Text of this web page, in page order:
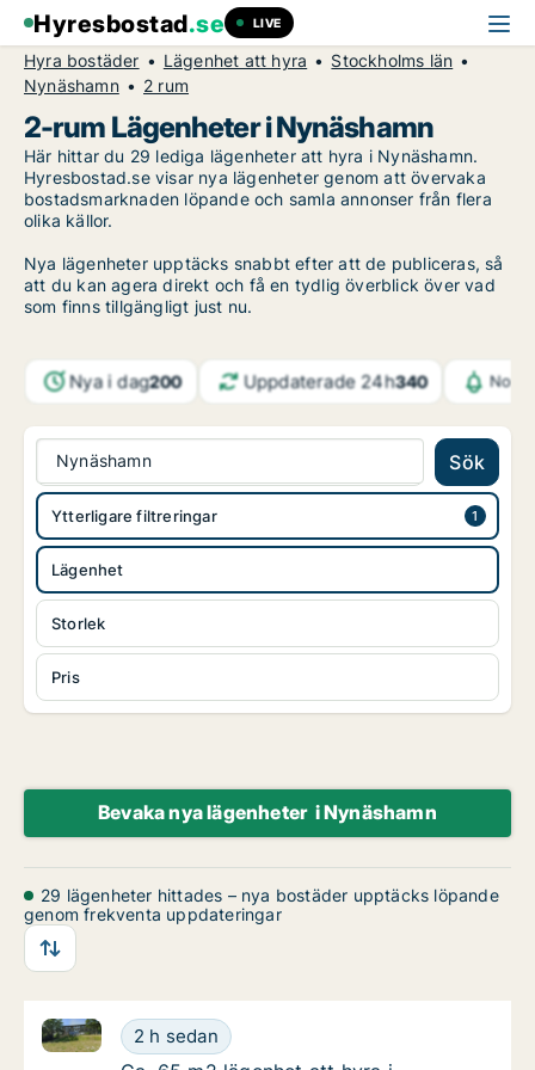
Hyresbostad.se LIVE
Hyra bostäder Lägenhet att hyra
Stockholms län
Nynäshamn
2 rum
2-rum Lägenheter i Nynäshamn
Här hittar du 29 lediga lägenheter att hyra i Nynäshamn.
Hyresbostad.se visar nya lägenheter genom att övervaka
bostadsmarknaden löpande och samla annonser från flera
olika källor.
Nya lägenheter upptäcks snabbt efter att de publiceras, så
att du kan agera direkt och få en tydlig överblick över vad
som finns tillgängligt just nu.
Nya i dag200 Uppdaterade 24h340
Nynäshamn Sök
Lägenhet
Storlek
Pris
Ytterligare filtreringar
Bevaka nya lägenheter i Nynäshamn
29 lägenheter hittades – nya bostäder upptäcks löpande
genom frekventa uppdateringar
Ca. 65 m2 lägenhet att hyra i Nynäshamn,
2 h sedan
Ca. 65 m2 lägenhet att hyra i Nynäshamn, Fröjas väg